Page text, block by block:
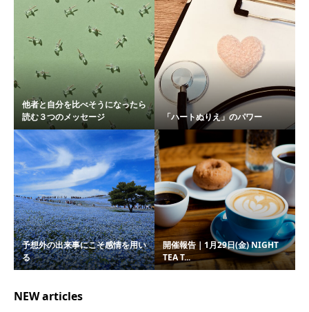
他者と自分を比べそうになったら
読む３つのメッセージ
「ハートぬりえ」のパワー
予想外の出来事にこそ感情を用い
る
開催報告｜1月29日(金) NIGHT
TEA T...
NEW articles